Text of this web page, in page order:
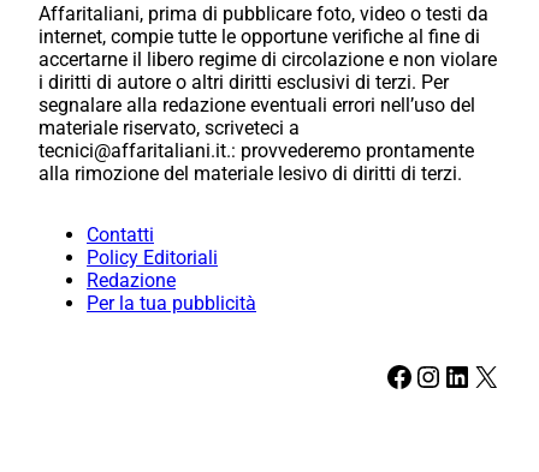
Affaritaliani, prima di pubblicare foto, video o testi da
internet, compie tutte le opportune verifiche al fine di
accertarne il libero regime di circolazione e non violare
i diritti di autore o altri diritti esclusivi di terzi. Per
segnalare alla redazione eventuali errori nell’uso del
materiale riservato, scriveteci a
tecnici@affaritaliani.it.: provvederemo prontamente
alla rimozione del materiale lesivo di diritti di terzi.
Contatti
Policy Editoriali
Redazione
Per la tua pubblicità
Facebook Instagram LinkedIn X